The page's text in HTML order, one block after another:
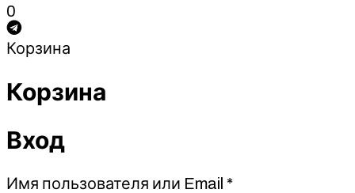
0
Корзина
Корзина
Вход
Имя пользователя или Email *Обязательно